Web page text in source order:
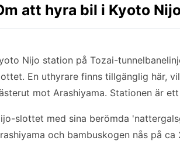
att hyra bil i Kyoto
Nijo station på Tozai-
En uthyrare finns tillgänglig här,
mot Arashiyama. Stationen är
slottet med sina berömda
och bambuskogen nås på